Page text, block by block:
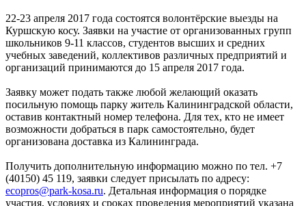
22-23 апреля 2017 года состоятся волонтёрские выезды на
Куршскую косу. Заявки на участие от организованных групп
школьников 9-11 классов, студентов высших и средних
учебных заведений, коллективов различных предприятий и
организаций принимаются до 15 апреля 2017 года.
Заявку может подать также любой желающий оказать
посильную помощь парку житель Калининградской области,
оставив контактный номер телефона. Для тех, кто не имеет
возможности добраться в парк самостоятельно, будет
организована доставка из Калининграда.
Получить дополнительную информацию можно по тел. +7
(40150) 45 119, заявки следует присылать по адресу:
ecopros@park-kosa.ru. Детальная информация о порядке
участия, условиях и сроках проведения мероприятий указана